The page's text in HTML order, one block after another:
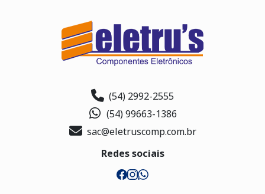
(54) 2992-2555
(54) 99663-1386
sac@eletruscomp.com.br
Redes sociais